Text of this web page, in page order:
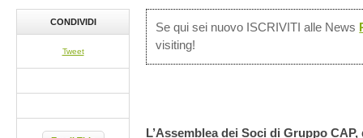
Se qui sei nuovo ISCRIVITI alle News
visiting!
L’Assemblea dei Soci di Gruppo
CONDIVIDI
Tweet